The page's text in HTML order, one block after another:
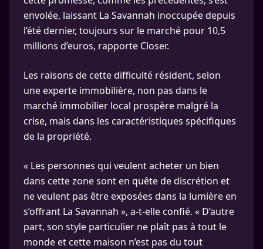
envolée, laissant La Savannah inoccupée depuis
l’été dernier, toujours sur le marché pour 10,5
millions d’euros, rapporte Closer.
Les raisons de cette difficulté résident, selon
une experte immobilière, non pas dans le
marché immobilier local prospère malgré la
crise, mais dans les caractéristiques spécifiques
de la propriété.
« Les personnes qui veulent acheter un bien
dans cette zone sont en quête de discrétion et
ne veulent pas être exposées dans la lumière en
s’offrant La Savannah », a-t-elle confié. « D’autre
part, son style particulier ne plaît pas à tout le
monde et cette maison n’est pas du tout